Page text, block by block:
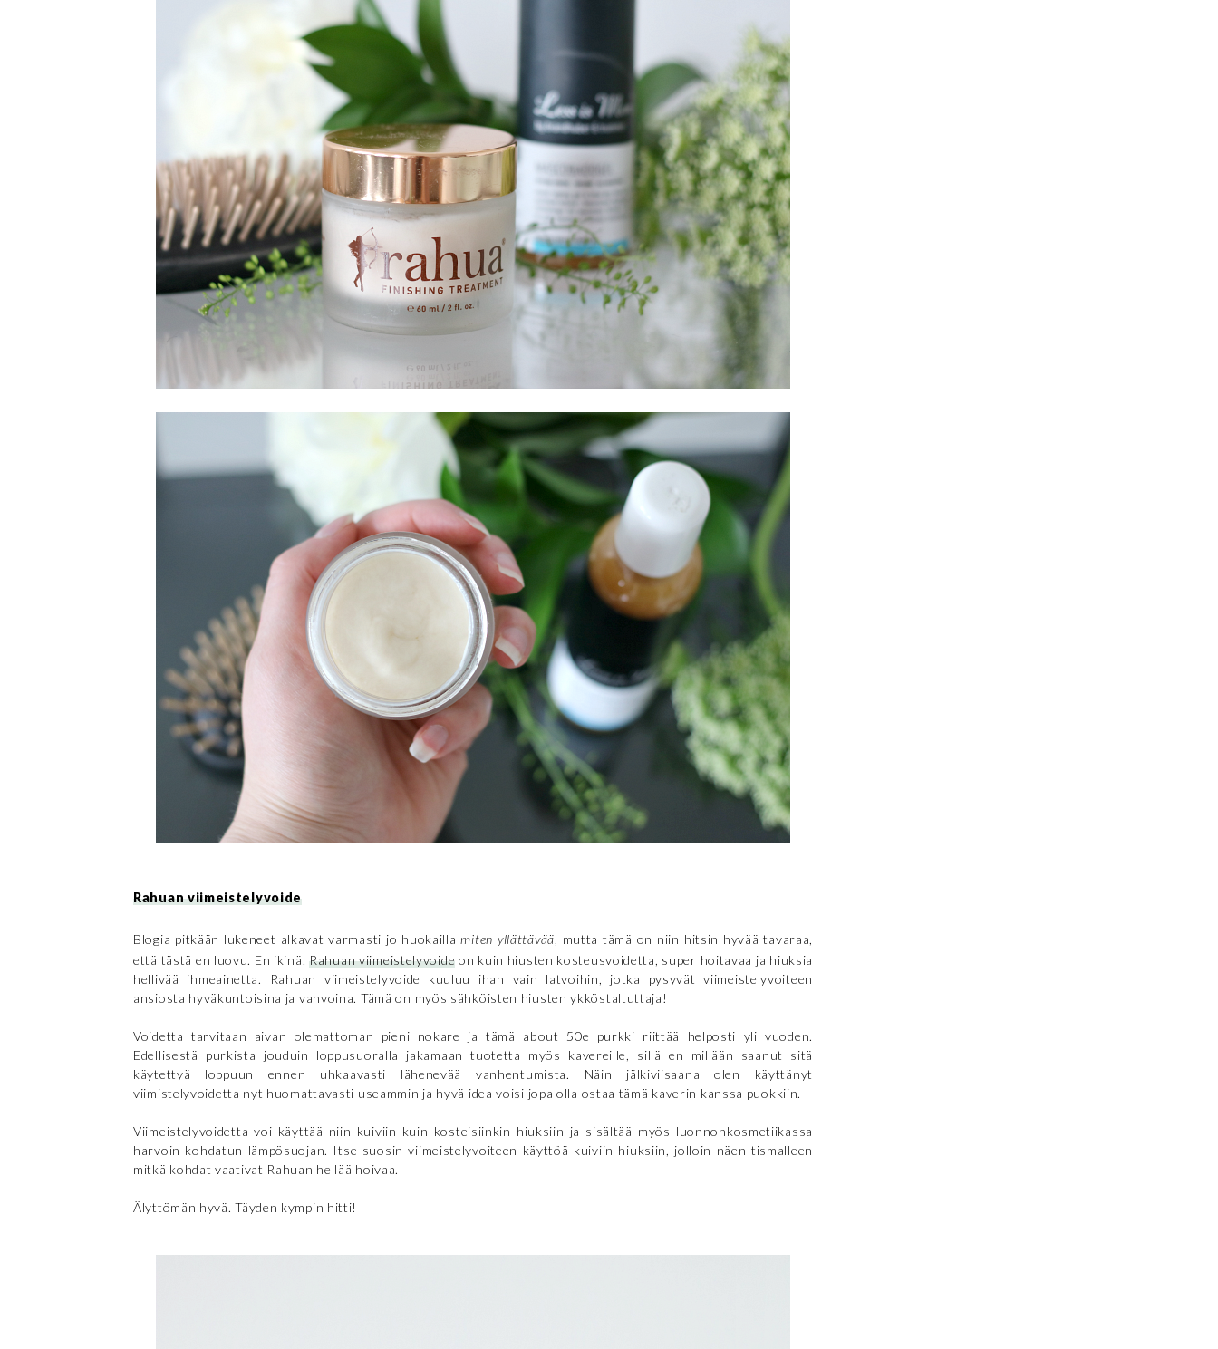
Rahuan viimeistelyvoide
Blogia pitkään lukeneet alkavat varmasti jo huokaillamiten yllättävää, mutta tämä on niin hitsin hyvää tavaraa,
että tästä en luovu. En ikinä.Rahuan viimeistelyvoide on kuin hiusten kosteusvoidetta, super hoitavaa ja hiuksia
hellivää ihmeainetta. Rahuan viimeistelyvoide kuuluu ihan vain latvoihin, jotka pysyvät viimeistelyvoiteen
ansiosta hyväkuntoisina ja vahvoina. Tämä on myös sähköisten hiusten ykköstaltuttaja!
Voidetta tarvitaan aivan olemattoman pieni nokare ja tämä about 50e purkki riittää helposti yli vuoden.
Edellisestä purkista jouduin loppusuoralla jakamaan tuotetta myös kavereille, sillä en millään saanut sitä
käytettyä loppuun ennen uhkaavasti lähenevää vanhentumista. Näin jälkiviisaana olen käyttänyt
viimistelyvoidetta nyt huomattavasti useammin ja hyvä idea voisi jopa olla ostaa tämä kaverin kanssa puokkiin.
Viimeistelyvoidetta voi käyttää niin kuiviin kuin kosteisiinkin hiuksiin ja sisältää myös luonnonkosmetiikassa
harvoin kohdatun lämpösuojan. Itse suosin viimeistelyvoiteen käyttöä kuiviin hiuksiin, jolloin näen tismalleen
mitkä kohdat vaativat Rahuan hellää hoivaa.
Älyttömän hyvä. Täyden kympin hitti!